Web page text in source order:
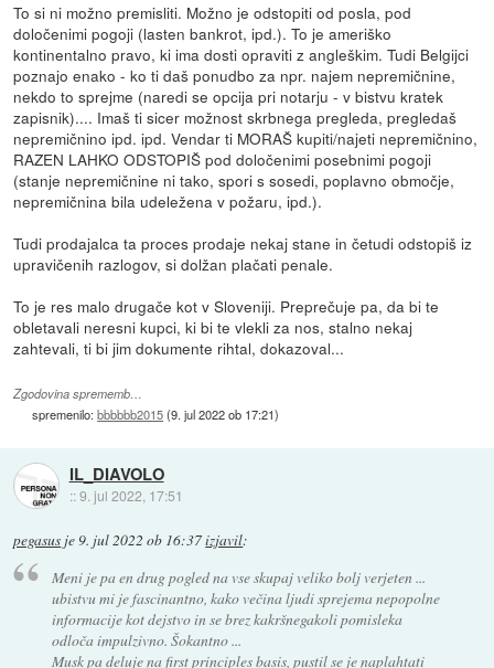
To si ni možno premisliti. Možno je odstopiti od posla, pod
določenimi pogoji (lasten bankrot, ipd.). To je ameriško
kontinentalno pravo, ki ima dosti opraviti z angleškim. Tudi Belgijci
poznajo enako - ko ti daš ponudbo za npr. najem nepremičnine,
nekdo to sprejme (naredi se opcija pri notarju - v bistvu kratek
zapisnik).... Imaš ti sicer možnost skrbnega pregleda, pregledaš
nepremičnino ipd. ipd. Vendar ti MORAŠ kupiti/najeti nepremičnino,
RAZEN LAHKO ODSTOPIŠ pod določenimi posebnimi pogoji
(stanje nepremičnine ni tako, spori s sosedi, poplavno območje,
nepremičnina bila udeležena v požaru, ipd.).
Tudi prodajalca ta proces prodaje nekaj stane in četudi odstopiš iz
upravičenih razlogov, si dolžan plačati penale.
To je res malo drugače kot v Sloveniji. Preprečuje pa, da bi te
obletavali neresni kupci, ki bi te vlekli za nos, stalno nekaj
zahtevali, ti bi jim dokumente rihtal, dokazoval...
Zgodovina sprememb…
spremenilo:bbbbbb2015(9. jul 2022 ob 17:21)
IL_DIAVOLO
::9. jul 2022, 17:51
pegasus je9. jul 2022 ob 16:37izjavil:
Meni je pa en drug pogled na vse skupaj veliko bolj verjeten ...
ubistvu mi je fascinantno, kako večina ljudi sprejema nepopolne
informacije kot dejstvo in se brez kakršnegakoli pomisleka
odloča impulzivno. Šokantno ...
Musk pa deluje na first principles basis, pustil se je naplahtati